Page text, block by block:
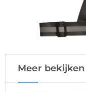
Meer bekijken